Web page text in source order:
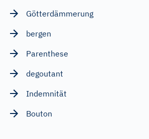
Götterdämmerung
bergen
Parenthese
degoutant
Indemnität
Bouton